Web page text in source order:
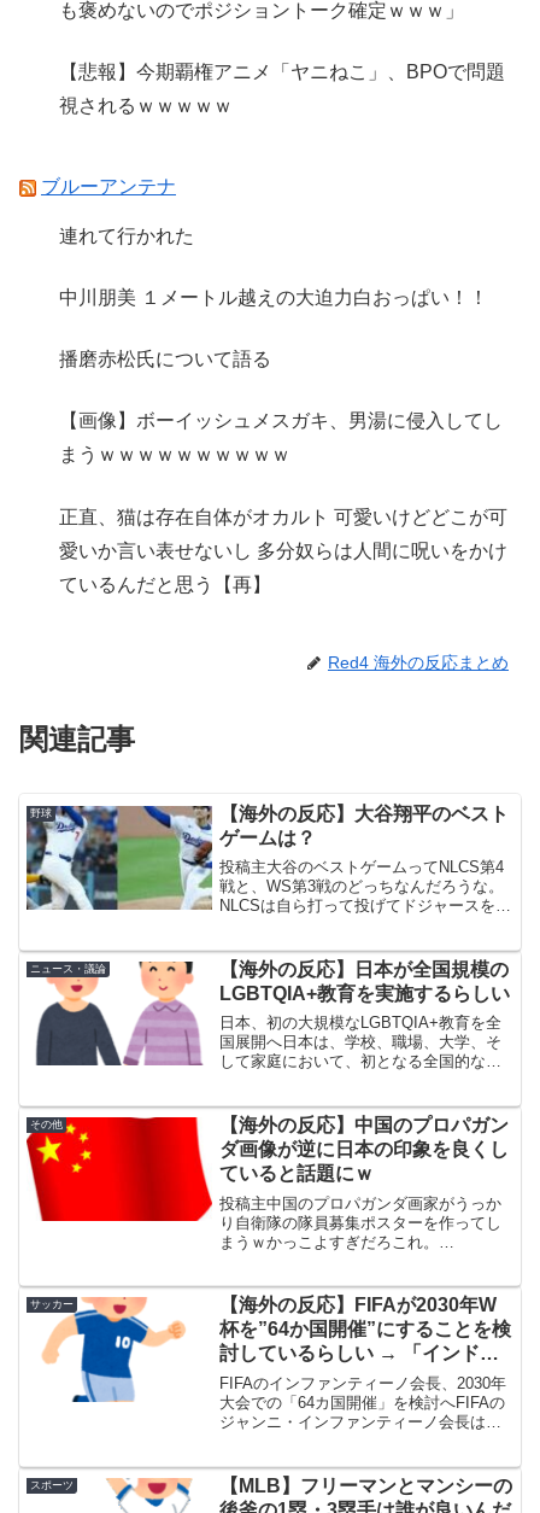
も褒めないのでポジショントーク確定ｗｗｗ」
【悲報】今期覇権アニメ「ヤニねこ」、BPOで問題
視されるｗｗｗｗｗ
ブルーアンテナ
連れて行かれた
中川朋美 １メートル越えの大迫力白おっぱい！！
播磨赤松氏について語る
【画像】ボーイッシュメスガキ、男湯に侵入してし
まうｗｗｗｗｗｗｗｗｗｗ
正直、猫は存在自体がオカルト 可愛いけどどこが可
愛いか言い表せないし 多分奴らは人間に呪いをかけ
ているんだと思う【再】
Red4 海外の反応まとめ
関連記事
野球
【海外の反応】大谷翔平のベスト
ゲームは？
投稿主大谷のベストゲームってNLCS第4
戦と、WS第3戦のどっちなんだろうな。
NLCSは自ら打って投げてドジャースを
NLCSの方が上だけど、やっぱWSの試合
の方が重みが...
ニュース・議論
【海外の反応】日本が全国規模の
LGBTQIA+教育を実施するらしい
日本、初の大規模なLGBTQIA+教育を全
国展開へ日本は、学校、職場、大学、そ
して家庭において、初となる全国的な
おける性別および性的多様性への公的な
理解と意識を高...
その他
【海外の反応】中国のプロパガン
ダ画像が逆に日本の印象を良くし
ていると話題にｗ
投稿主中国のプロパガンダ画家がうっか
り自衛隊の隊員募集ポスターを作ってし
まうｗかっこよすぎだろこれ。
型戦艦の...
サッカー
【海外の反応】FIFAが2030年W
杯を”64か国開催”にすることを検
討しているらしい → 「インドと
中国が出場できるまで拡大するつ
もりか」「これでもイタリアは予
選落ちしそう」
FIFAのインファンティーノ会長、2030年
大会での「64カ国開催」を検討へFIFAの
ジャンニ・インファンティーノ会長は、4
FIFAの幹部らは、2030年大会において
ワ...
スポーツ
【MLB】フリーマンとマンシーの